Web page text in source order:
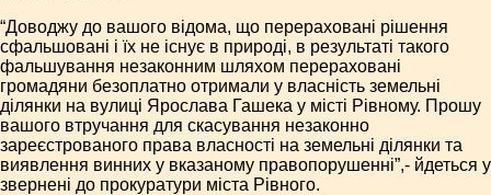
“Доводжу до вашого відома, що перераховані рішення
сфальшовані і їх не існує в природі, в результаті такого
фальшування незаконним шляхом перераховані
громадяни безоплатно отримали у власність земельні
ділянки на вулиці Ярослава Гашека у місті Рівному. Прошу
вашого втручання для скасування незаконно
зареєстрованого права власності на земельні ділянки та
виявлення винних у вказаному правопорушенні”,- йдеться у
звернені до прокуратури міста Рівного.